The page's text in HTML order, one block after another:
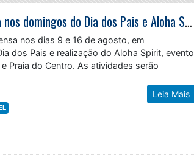
Caraguatatuba suspende Rua da Família nos domingos do Dia dos Pais e Aloha Spirit
nos dias 9 e 16 de agosto, em
dos Pais e realização do Aloha Spirit, evento
Praia do Centro. As atividades serão
Leia Mais